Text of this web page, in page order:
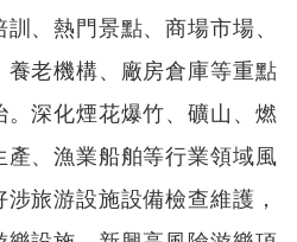
、熱門景點、商場市場、
老機構、廠房倉庫等重點
深化煙花爆竹、礦山、燃
、漁業船舶等行業領域風
旅游設施設備檢查維護，